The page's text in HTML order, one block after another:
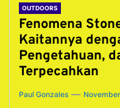
OUTDOORS
Fenomena
Kaitannya
Pengetahuan,
Terpecahkan
Paul Gonzales